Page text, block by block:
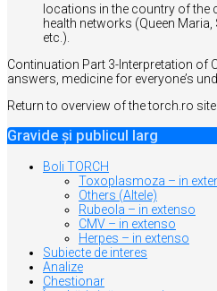
locations in the country of the
health networks (Queen Maria,
etc.).
Continuation Part 3-Interpretation of
answers, medicine for everyone’s
Return to overview of the torch.ro site.
Gravide și publicul larg
Boli TORCH
Toxoplasmoza – in
Others (Altele)
Rubeola – in extenso
CMV – in extenso
Herpes – in extenso
Subiecte de interes
Analize
Chestionar